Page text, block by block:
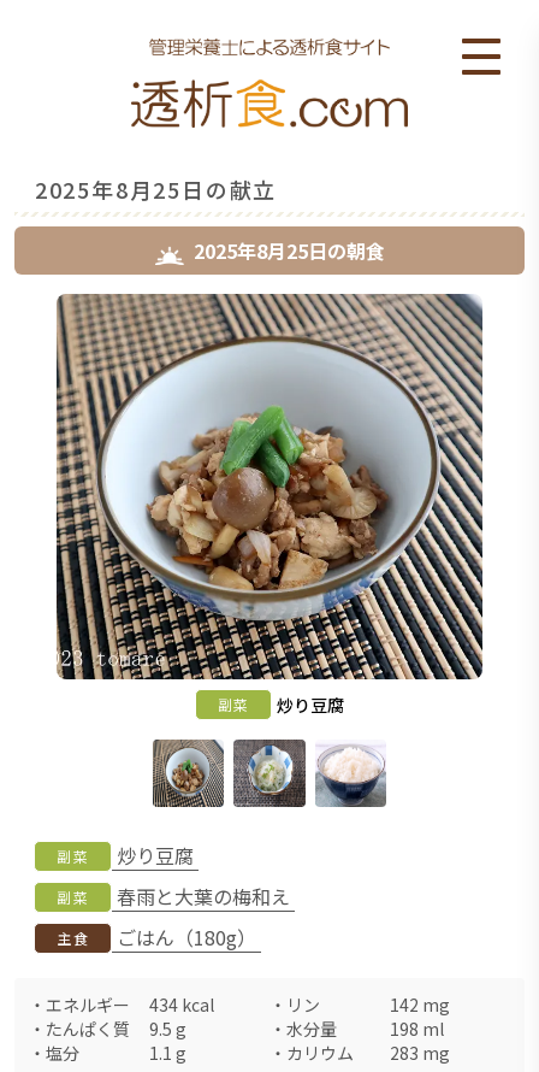
2025年8月25日の献立
2025年8月25日の朝食
副菜 炒り豆腐
副菜 炒り豆腐
副菜 春雨と大葉の梅和え
主食 ごはん（180g）
・ エネルギー 434 kcal ・ リン 142 mg
・ たんぱく質 9.5 g ・ 水分量 198 ml
・ 塩分 1.1 g ・ カリウム 283 mg